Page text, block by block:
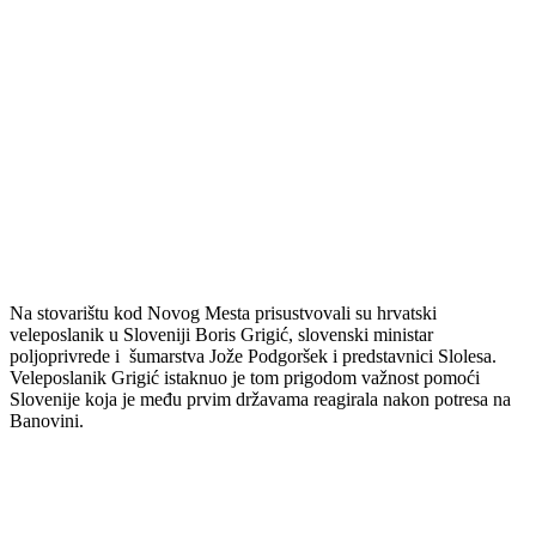
Na stovarištu kod Novog Mesta prisustvovali su hrvatski
veleposlanik u Sloveniji Boris Grigić, slovenski ministar
poljoprivrede i šumarstva Jože Podgoršek i predstavnici Slolesa.
Veleposlanik Grigić istaknuo je tom prigodom važnost pomoći
Slovenije koja je među prvim državama reagirala nakon potresa na
Banovini.